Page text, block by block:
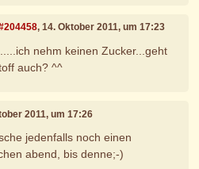
, 14. Oktober 2011, um 17:23
nehm keinen Zucker...geht
auch? ^^
2011, um 17:26
jedenfalls noch einen
abend, bis denne;-)